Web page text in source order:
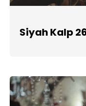
Siyah Kalp